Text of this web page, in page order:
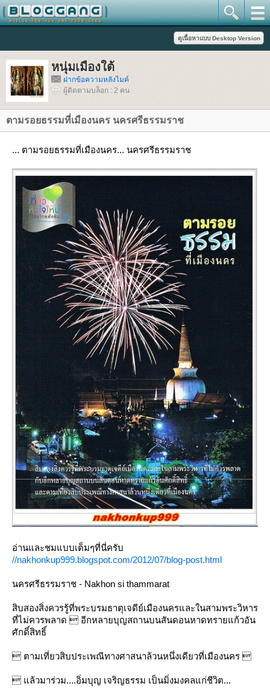
หนุ่มเมืองใต้
ฝากข้อความหลังไมค์
ผู้ติดตามบล็อก : 2 คน
ตามรอยธรรมที่เมืองนคร นครศรีธรรมราช
... ตามรอยธรรมที่เมืองนคร... นครศรีธรรมราช
อ่านและชมแบบเต็มๆที่นี่ครับ
//nakhonkup999.blogspot.com/2012/07/blog-post.html
นครศรีธรรมราช - Nakhon si thammarat
สิบสองสิ่งควรรู้ที่พระบรมธาตุเจดีย์เมืองนครและในสามพระวิหาร
ที่ไม่ควรพลาด  อีกหลายบุญสถานบนสันดอนหาดทรายแก้วอัน
ศักดิ์สิทธิ์
 ตามเที่ยวสิบประเพณีทางศาสนาล้วนหนึ่งเดียวที่เมืองนคร 
 แล้วมาร่วม....อิ่มบุญ เจริญธรรม เป็นมิ่งมงคลแก่ชีวิต...